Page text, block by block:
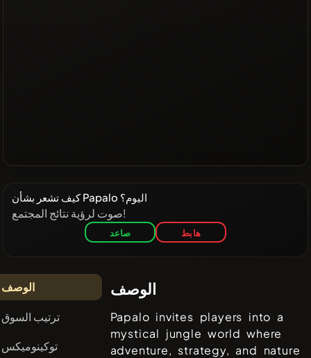
كيف تشعر بشأن Papalo اليوم؟
صوت لرؤية نتائج المجتمع!
صاعد هابط
الوصف
ترتيب السوق
توكينوميكس
الوصف
Papalo invites players into a
mystical jungle world where
adventure, strategy, and nature